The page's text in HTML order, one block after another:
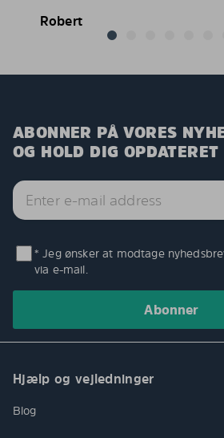
Robert
ABONNER PÅ VORES
OG HOLD DIG OPDATERET
* Jeg ønsker at modtage
via e-mail.
Hjælp og vejledninger
Blog